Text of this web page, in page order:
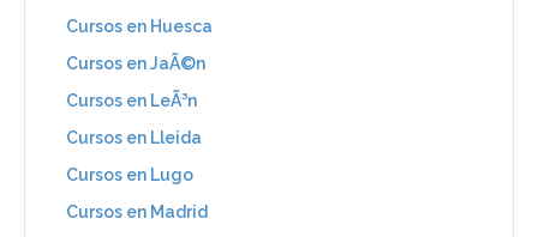
Cursos en Huesca
Cursos en JaÃ©n
Cursos en LeÃ³n
Cursos en Lleida
Cursos en Lugo
Cursos en Madrid